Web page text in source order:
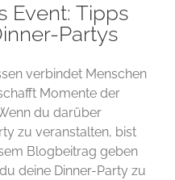
Event: Tipps
Partys
verbindet Menschen
Momente der
du darüber
zu veranstalten, bist
Blogbeitrag geben
deine Dinner-Party zu